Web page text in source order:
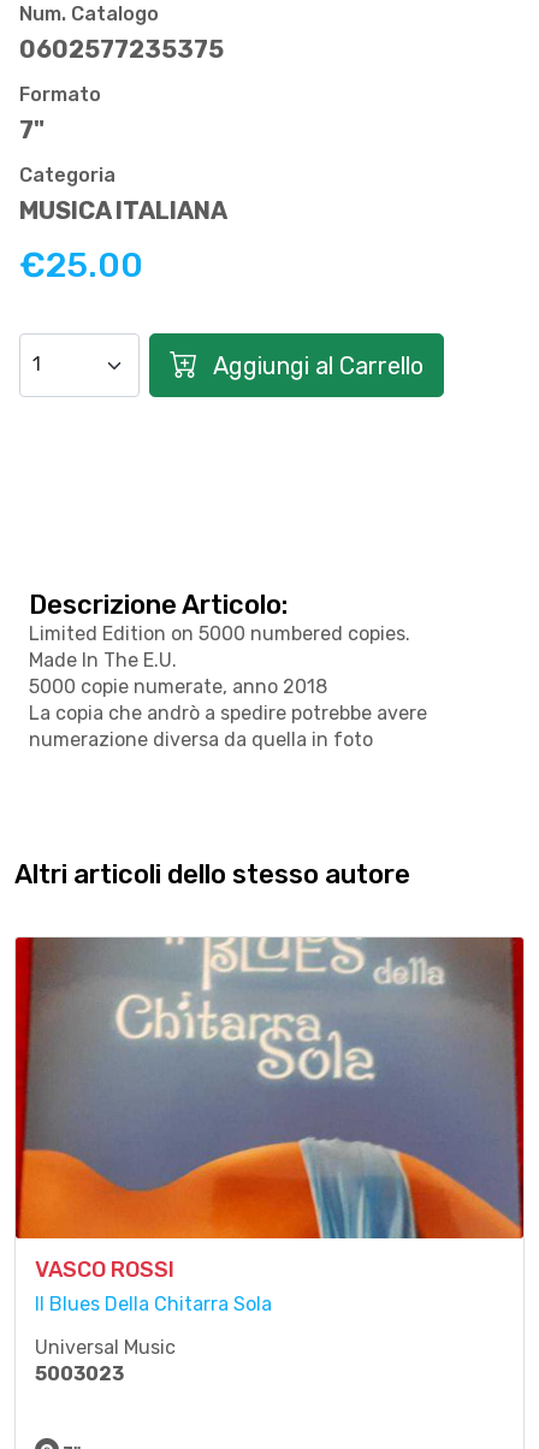
Num. Catalogo
0602577235375
Formato
7"
Categoria
MUSICA ITALIANA
€25.00
Aggiungi al Carrello
Descrizione Articolo:
Limited Edition on 5000 numbered copies.
Made In The E.U.
5000 copie numerate, anno 2018
La copia che andrò a spedire potrebbe avere
numerazione diversa da quella in foto
Altri articoli dello stesso autore
VASCO ROSSI
Il Blues Della Chitarra Sola
Universal Music
5003023